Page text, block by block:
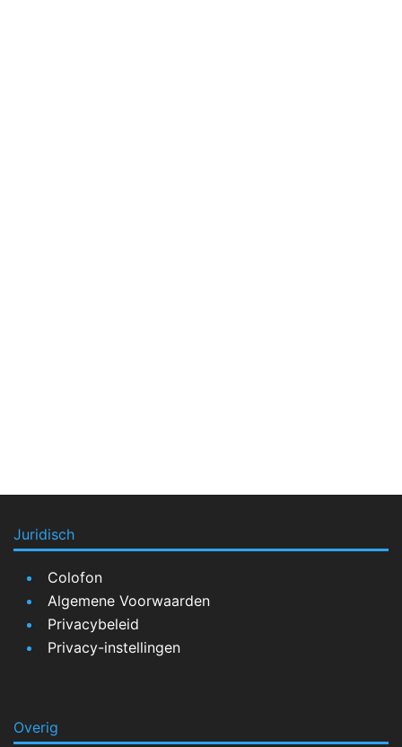
Juridisch
Colofon
Algemene Voorwaarden
Privacybeleid
Privacy-instellingen
Overig